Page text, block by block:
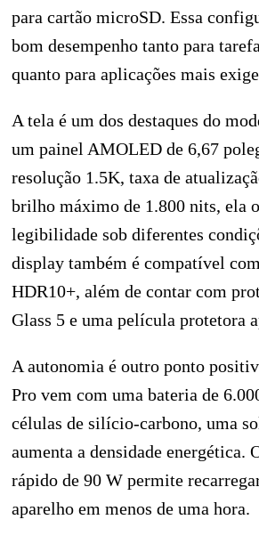
para cartão microSD. Essa
bom desempenho tanto para
quanto para aplicações mais
A tela é um dos destaques do
um painel AMOLED de 6,67
resolução 1.5K, taxa de
brilho máximo de 1.800 nits, ela
legibilidade sob diferentes
display também é compatível
HDR10+, além de contar com
Glass 5 e uma película protetora
A autonomia é outro ponto
Pro vem com uma bateria de
células de silício-carbono, uma
aumenta a densidade energética.
rápido de 90 W permite
aparelho em menos de uma hora.